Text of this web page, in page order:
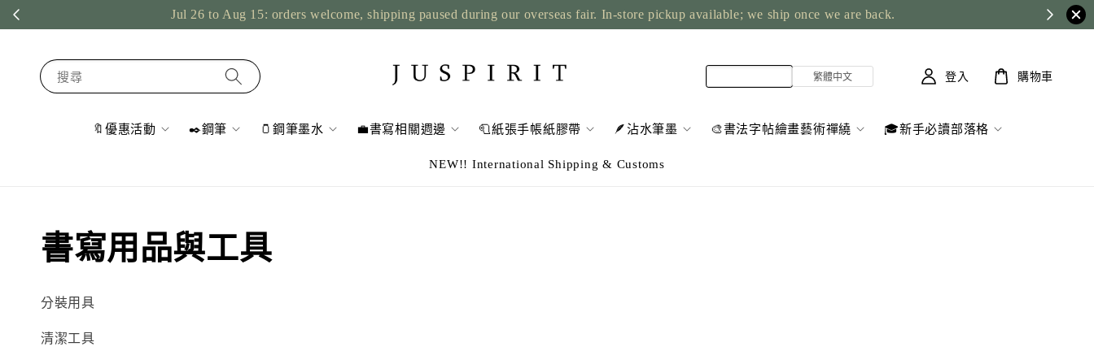
Jul 26 to Aug 15: orders welcome, shipping paused during our overseas fair. In-store pickup available; we ship once we are back.
搜尋
🔖優惠活動 ✒️鋼筆 🫙鋼筆墨水 💼書寫相關週邊 🧻紙張手帳紙膠帶 🪶沾水筆墨 🎨書法字帖繪畫藝術禪繞 🎓新手必讀部落格
NEW!! International Shipping & Customs
登入 購物車
書寫用品與工具
分裝用具
清潔工具